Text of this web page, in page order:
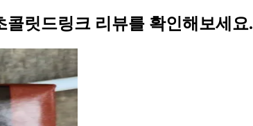
릿드링크 리뷰를 확인해보세요.